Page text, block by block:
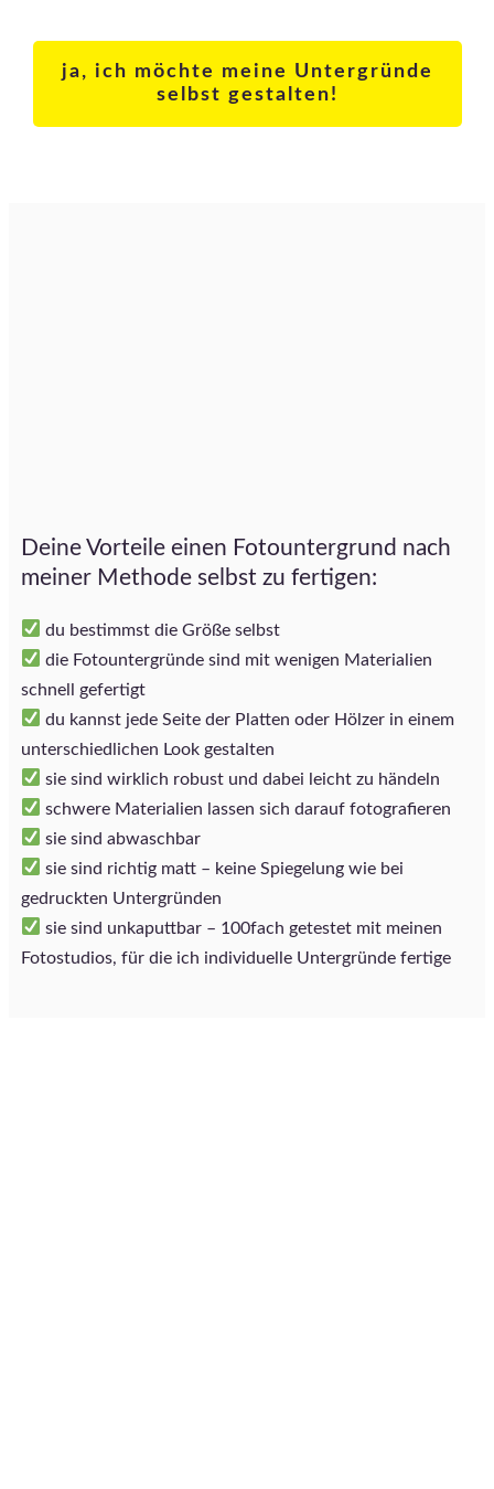
ja, ich möchte meine Untergründe
selbst gestalten!
Deine Vorteile einen Fotountergrund nach
meiner Methode selbst zu fertigen:
du bestimmst die Größe selbst
die Fotountergründe sind mit wenigen Materialien
schnell gefertigt
du kannst jede Seite der Platten oder Hölzer in einem
unterschiedlichen Look gestalten
sie sind wirklich robust und dabei leicht zu händeln
schwere Materialien lassen sich darauf fotografieren
sie sind abwaschbar
sie sind richtig matt – keine Spiegelung wie bei
gedruckten Untergründen
sie sind unkaputtbar – 100fach getestet mit meinen
Fotostudios, für die ich individuelle Untergründe fertige